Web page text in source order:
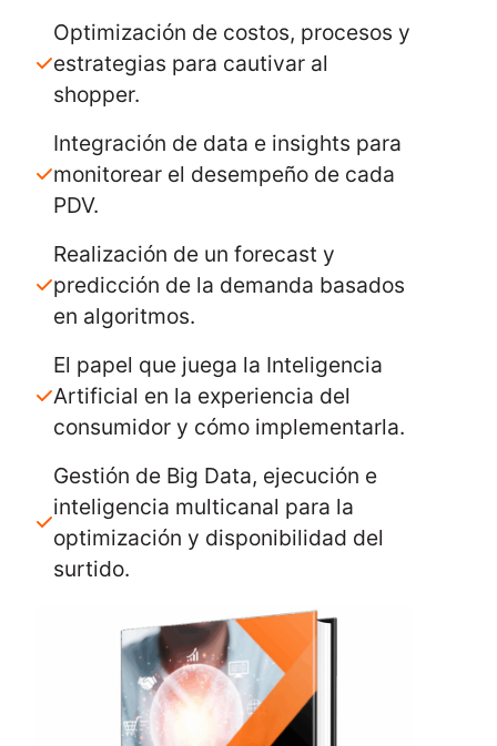
Optimización de costos, procesos y
estrategias para cautivar al
shopper.
Integración de data e insights para
monitorear el desempeño de cada
PDV.
Realización de un forecast y
predicción de la demanda basados
en algoritmos.
El papel que juega la Inteligencia
Artificial en la experiencia del
consumidor y cómo implementarla.
Gestión de Big Data, ejecución e
inteligencia multicanal para la
optimización y disponibilidad del
surtido.